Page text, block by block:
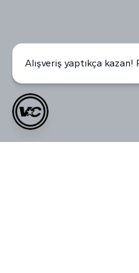
Alışveriş yaptıkça kazan!